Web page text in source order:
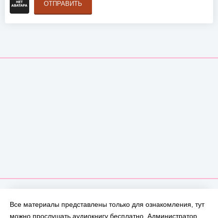
ОТПРАВИТЬ
Все материалы представлены только для ознакомления, тут
можно прослушать аудиокнигу бесплатно. Администратор